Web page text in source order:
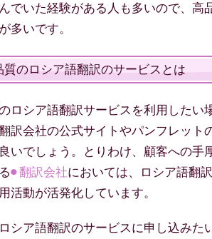
でいた経験がある人も多いので、高
多いです。
質のロシア語翻訳のサービスとは
ロシア語翻訳サービスを利用したい
訳会社の公式サイトやパンフレット
いでしょう。とりわけ、顧客への手
翻訳会社においては、ロシア語翻
活動が活発化しています。
シア語翻訳のサービスに申し込みた